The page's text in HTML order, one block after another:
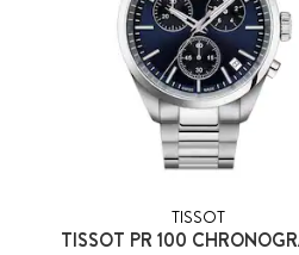
TISSOT
TISSOT PR 100